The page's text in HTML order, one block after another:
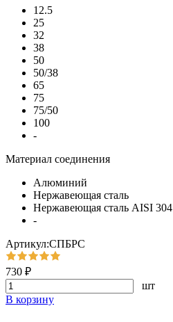
12.5
25
32
38
50
50/38
65
75
75/50
100
-
Материал соединения
Алюминий
Нержавеющая сталь
Нержавеющая сталь AISI 304
-
Артикул:СПБРС
730 ₽
шт
В корзину